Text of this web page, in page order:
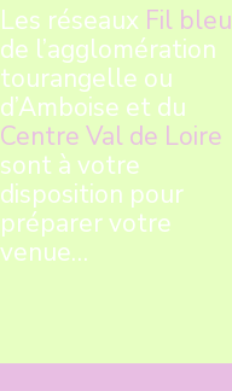
Les réseaux Fil bleu
de l’agglomération
tourangelle ou
d’Amboise et du
Centre Val de Loire
sont à votre
disposition pour
préparer votre
venue…